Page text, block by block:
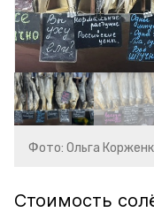
Фото: Ольга
Стоимость